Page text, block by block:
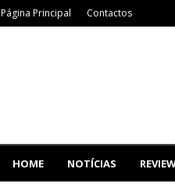
Página Principal Contactos
HOME NOTÍCIAS